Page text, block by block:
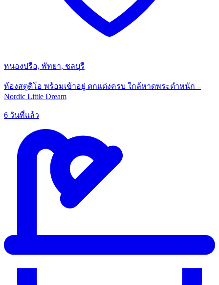
หนองปรือ, พัทยา, ชลบุรี
ห้องสตูดิโอ พร้อมเข้าอยู่ ตกแต่งครบ ใกล้หาดพระตำหนัก –
Nordic Little Dream
6 วันที่แล้ว